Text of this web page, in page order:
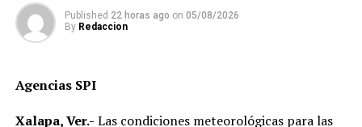
Published 22 horas ago on 05/08/2026
By Redaccion
Agencias SPI
Xalapa, Ver.- Las condiciones meteorológicas para las